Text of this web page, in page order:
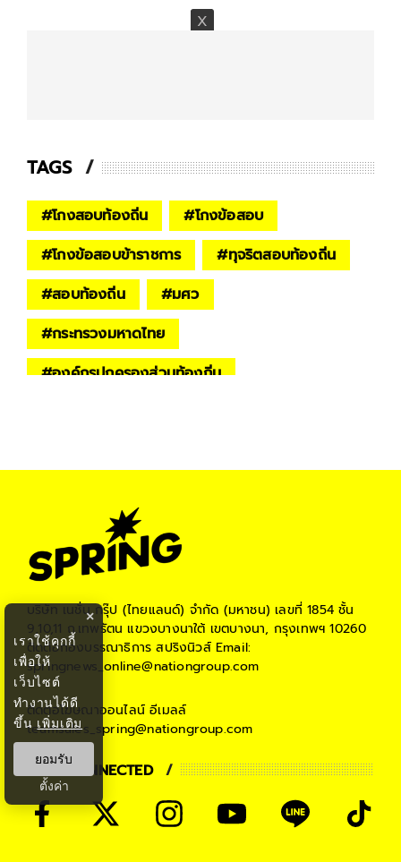
TAGS
#โกงสอบท้องถิ่น #โกงข้อสอบ
#โกงข้อสอบข้าราชการ #ทุจริตสอบท้องถิ่น
#สอบท้องถิ่น #มศว
#กระทรวงมหาดไทย
#องค์กรปกครองส่วนท้องถิ่น
บริษัท เนชั่น กรุ๊ป (ไทยแลนด์) จำกัด (มหาชน) เลขที่ 1854 ชั้น
9,10,11 ถ.เทพรัตน แขวงบางนาใต้ เขตบางนา, กรุงเทพฯ 10260
ติดต่อกองบรรณาธิการ สปริงนิวส์Email:
springnews_online@nationgroup.com
ติดต่อโฆษณาออนไลน์ อีเมลล์
teamsales_spring@nationgroup.com
STAY CONNECTED
×
เราใช้คุกกี้
เพื่อให้
เว็บไซต์
ทำงานได้ดี
ขึ้นเพิ่มเติม
ยอมรับ
ตั้งค่า